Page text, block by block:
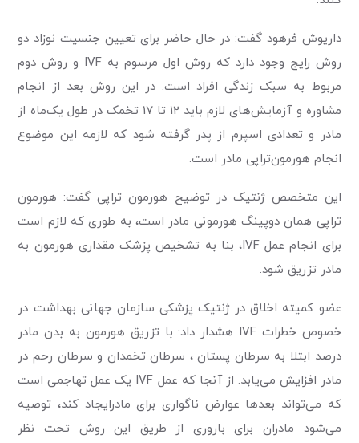
داریوش فرهود گفت: در حال حاضر برای تعیین جنسیت نوزاد دو
روش رایج وجود دارد که روش اول مرسوم به IVF و روش دوم
مربوط به سبک زندگی افراد است. در این روش بعد از انجام
مشاوره و آزمایش‌های لازم باید 12 تا 17 تخمک در طول یک‌ماه از
مادر و تعدادی اسپرم از پدر گرفته شود که لازمه این موضوع
انجام هورمون‌تراپی مادر است.
این متخصص ژنتیک در توضیح هورمون تراپی گفت: هورمون
تراپی همان دوپینگ هورمونی مادر است، به طوری که لازم است
برای انجام عمل IVF، بنا به تشخیص پزشک مقداری هورمون به
مادر تزریق شود.
عضو کمیته اخلاق در ژنتیک پزشکی سازمان جهانی بهداشت در
خصوص خطرات IVF هشدار داد: با تزریق هورمون به بدن مادر
درصد ابتلا به سرطان پستان ، سرطان تخمدان و سرطان رحم در
مادر افزایش می‌یابد. از آنجا که عمل IVF یک عمل تهاجمی است
که می‌تواند بعدها عوارض ناگواری برای مادرایجاد کند، توصیه
می‌شود مادران برای باروری از طریق این روش تحت نظر